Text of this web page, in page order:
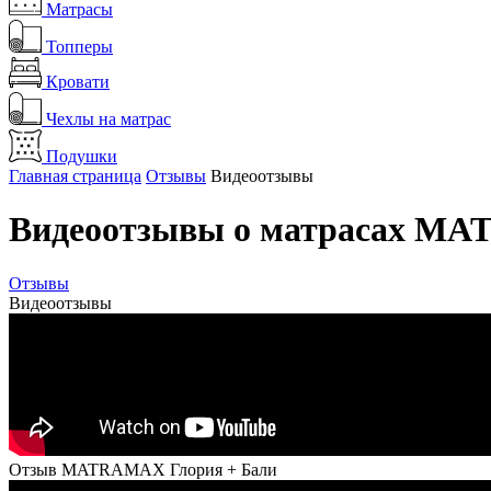
Матрасы
Топперы
Кровати
Чехлы на матрас
Подушки
Главная страница Отзывы Видеоотзывы
Видеоотзывы о матрасах
Отзывы
Видеоотзывы
Отзыв MATRAMAX Глория + Бали